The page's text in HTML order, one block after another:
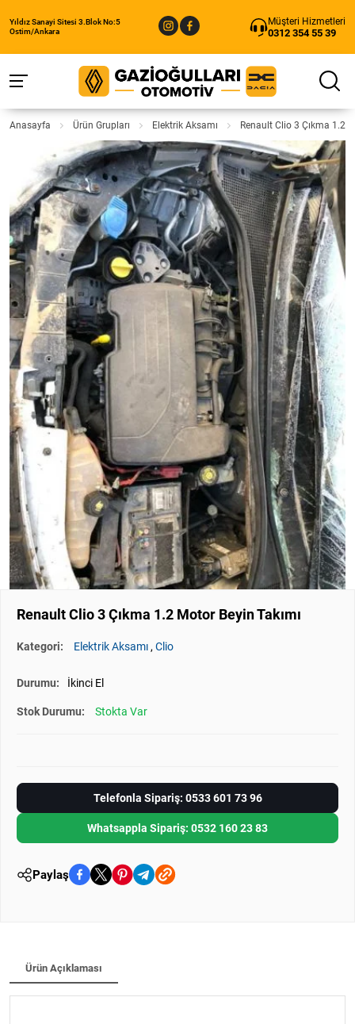
Yıldız Sanayi Sitesi 3.Blok No:5
Ostim/Ankara
Müşteri Hizmetleri
0312 354 55 39
Anasayfa Ürün Grupları Elektrik Aksamı Renault Clio 3 Çıkma 1.2
Renault Clio 3 Çıkma 1.2 Motor Beyin Takımı
Kategori: Elektrik Aksamı,Clio
Durumu: İkinci El
Stok Durumu: Stokta Var
Telefonla Sipariş: 0533 601 73 96
Whatsappla Sipariş: 0532 160 23 83
Paylaş
Ürün Açıklaması